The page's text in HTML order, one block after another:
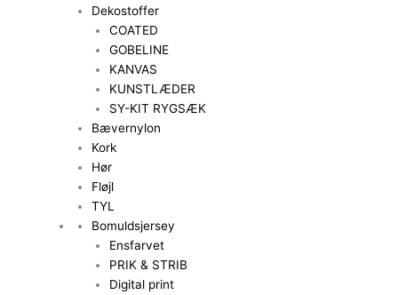
Dekostoffer
COATED
GOBELINE
KANVAS
KUNSTLÆDER
SY-KIT RYGSÆK
Bævernylon
Kork
Hør
Fløjl
TYL
Bomuldsjersey
Ensfarvet
PRIK & STRIB
Digital print